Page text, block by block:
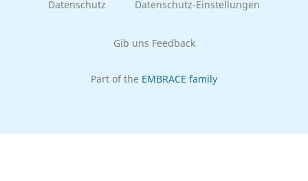
Datenschutz Datenschutz-Einstellungen
Gib uns Feedback
Part of the EMBRACE family